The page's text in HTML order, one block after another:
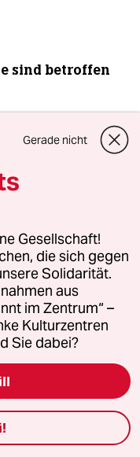
sind betroffen
Gerade nicht
Gesellschaft!
die sich gegen
Solidarität.
aus
im Zentrum“ –
Kulturzentren
Sie dabei?